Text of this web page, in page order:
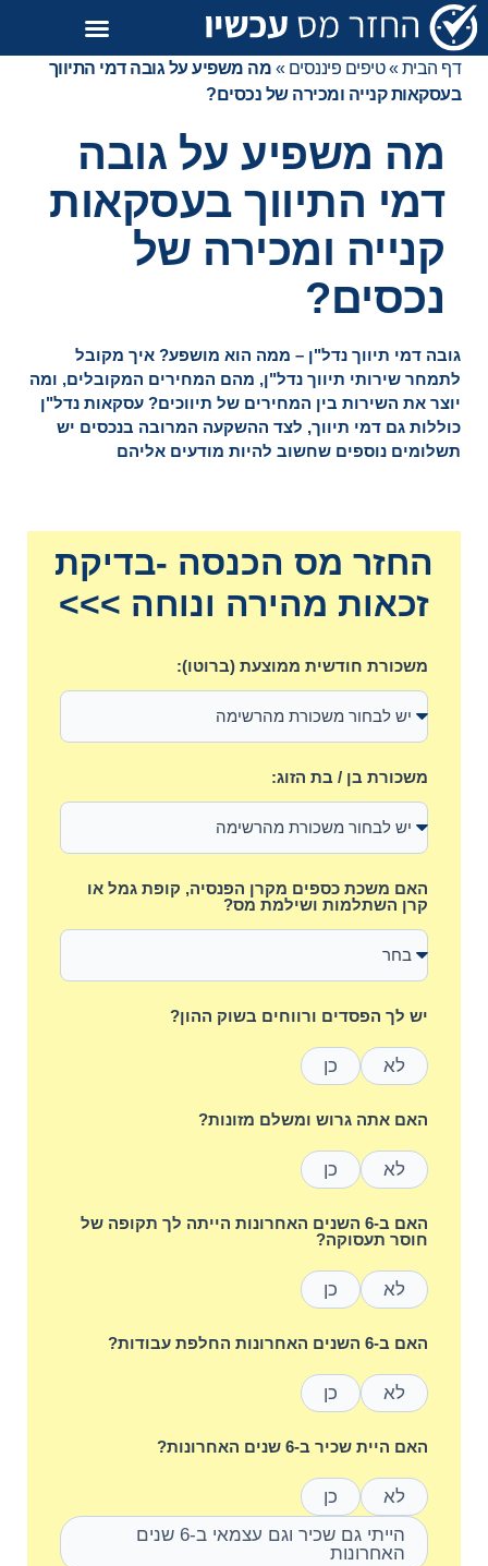
דף הבית»טיפים פיננסים » מה משפיע על גובה דמי התיווך
בעסקאות קנייה ומכירה של נכסים?
מה משפיע על גובה
דמי התיווך בעסקאות
קנייה ומכירה של
נכסים?
גובה דמי תיווך נדל"ן – ממה הוא מושפע? איך מקובל
לתמחר שירותי תיווך נדל"ן, מהם המחירים המקובלים, ומה
יוצר את השירות בין המחירים של תיווכים? עסקאות נדל"ן
כוללות גם דמי תיווך, לצד ההשקעה המרובה בנכסים יש
תשלומים נוספים שחשוב להיות מודעים אליהם
החזר מס הכנסה -בדיקת
זכאות מהירה ונוחה >>>
משכורת חודשית ממוצעת (ברוטו):
משכורת בן / בת הזוג:
האם משכת כספים מקרן הפנסיה, קופת גמל או
קרן השתלמות ושילמת מס?
יש לך הפסדים ורווחים בשוק ההון?
לא כן
האם אתה גרוש ומשלם מזונות?
לא כן
האם ב-6 השנים האחרונות הייתה לך תקופה של
חוסר תעסוקה?
לא כן
האם ב-6 השנים האחרונות החלפת עבודות?
לא כן
האם היית שכיר ב-6 שנים האחרונות?
לא
כן
הייתי גם שכיר וגם עצמאי ב-6 שנים
האחרונות